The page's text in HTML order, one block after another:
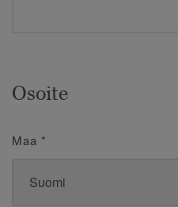
Osoite
Maa *